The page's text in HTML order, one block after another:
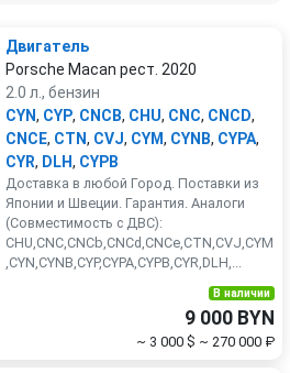
Toyota
Двигатель
Porsche Macan рест. 2020
2.0 л., бензин
CYN, CYP, CNCB, CHU, CNC, CNCD,
CNCE, CTN, CVJ, CYM, CYNB, CYPA,
CYR, DLH, CYPB
Доставка в любой Город. Поставки из
Японии и Швеции. Гарантия. Аналоги
(Совместимость с ДВС):
CHU,CNC,CNCb,CNCd,CNCe,CTN,CVJ,CYM
,CYN,CYNB,CYP,CYPA,CYPB,CYR,DLH,...
В наличии
9 000 BYN
~ 3 000 $ ~ 270 000 ₽